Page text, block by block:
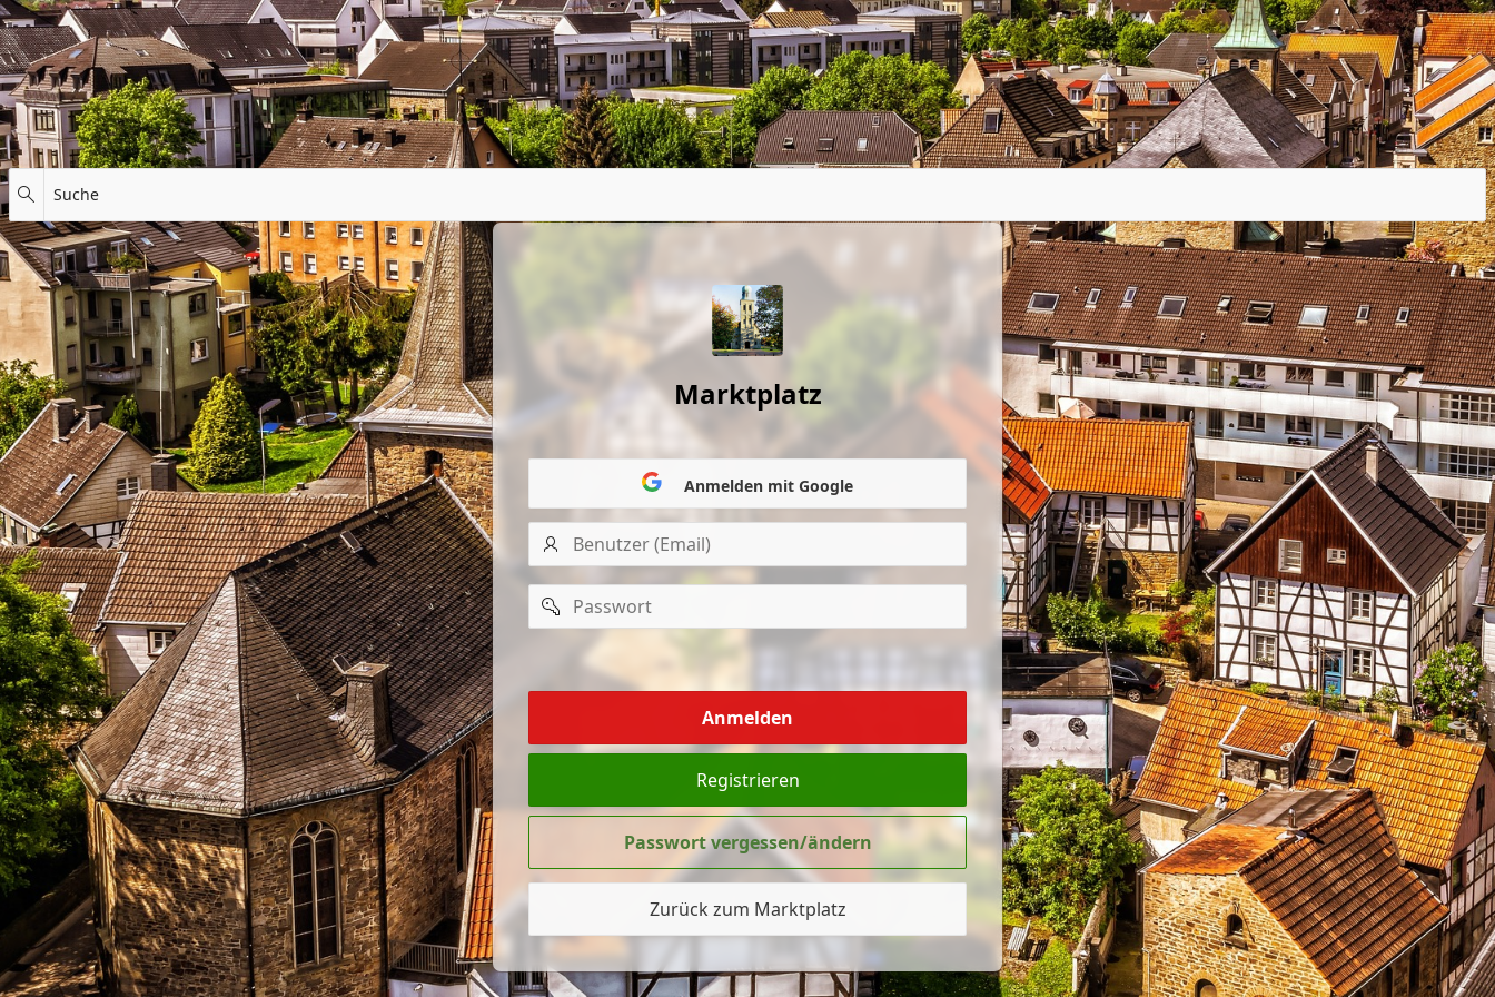
Suche
Marktplatz
Anmelden mit Google
Benutzer
(Email)
Passwort
Anmelden
Registrieren
Passwort vergessen/ändern
Zurück zum Marktplatz